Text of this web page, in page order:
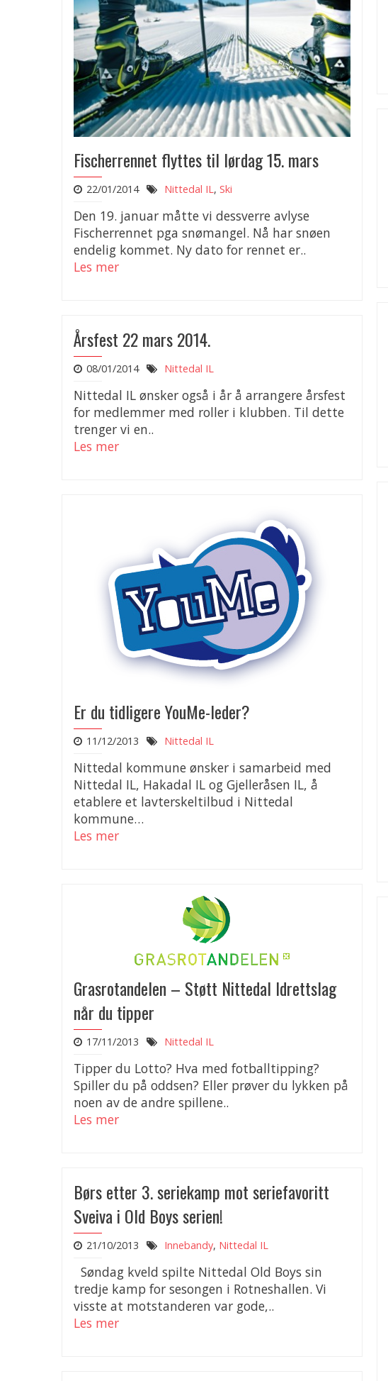
Fischerrennet flyttes til lørdag 15. mars
22/01/2014 Nittedal IL, Ski
Den 19. januar måtte vi dessverre avlyse
Fischerrennet pga snømangel. Nå har snøen
endelig kommet. Ny dato for rennet er..
Les mer
Årsfest 22 mars 2014.
08/01/2014 Nittedal IL
Nittedal IL ønsker også i år å arrangere årsfest
for medlemmer med roller i klubben. Til dette
trenger vi en..
Les mer
Er du tidligere YouMe-leder?
11/12/2013 Nittedal IL
Nittedal kommune ønsker i samarbeid med
Nittedal IL, Hakadal IL og Gjelleråsen IL, å
etablere et lavterskeltilbud i Nittedal
kommune…
Les mer
Grasrotandelen – Støtt Nittedal Idrettslag
når du tipper
17/11/2013 Nittedal IL
Tipper du Lotto? Hva med fotballtipping?
Spiller du på oddsen? Eller prøver du lykken på
noen av de andre spillene..
Les mer
Børs etter 3. seriekamp mot seriefavoritt
Sveiva i Old Boys serien!
21/10/2013 Innebandy, Nittedal IL
Søndag kveld spilte Nittedal Old Boys sin
tredje kamp for sesongen i Rotneshallen. Vi
visste at motstanderen var gode,..
Les mer